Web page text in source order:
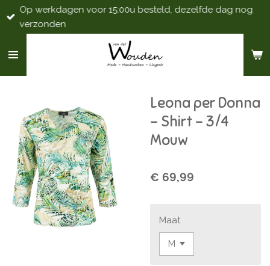
Ga
direct
de
Op werkdagen voor 15:00u besteld, dezelfde dag nog
verzonden
Leona per Donna
- Shirt - 3/4
Mouw
€ 69,99
Maat